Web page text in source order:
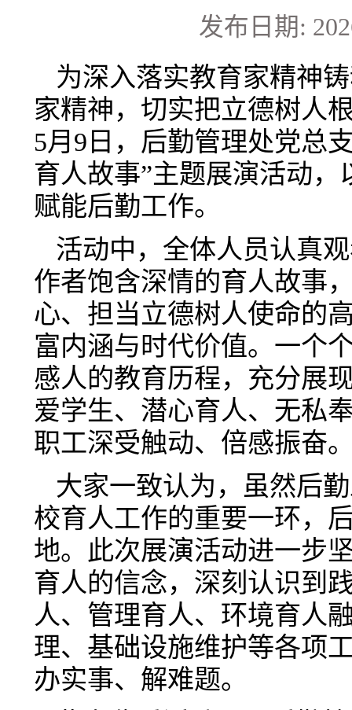
发布日期:
为深入落实教育家精神
家精神，切实把立德树人
5月9日，后勤管理处党总
育人故事”主题展演活动
赋能后勤工作。
活动中，全体人员认真
作者饱含深情的育人故事
心、担当立德树人使命的
富内涵与时代价值。一个
感人的教育历程，充分展
爱学生、潜心育人、无私
职工深受触动、倍感振奋
大家一致认为，虽然后
校育人工作的重要一环，
地。此次展演活动进一步
育人的信念，深刻认识到
人、管理育人、环境育人
理、基础设施维护等各项
办实事、解难题。